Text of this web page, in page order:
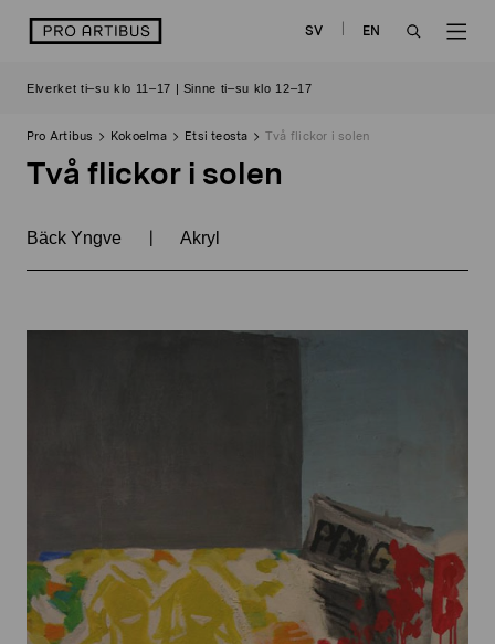
sisältöön
logo SV
EN
Elverket ti–su klo 11–17 | Sinne ti–su klo 12–17
Pro Artibus Kokoelma Etsi teosta Två flickor i solen
Två flickor i solen
Bäck Yngve | Akryl